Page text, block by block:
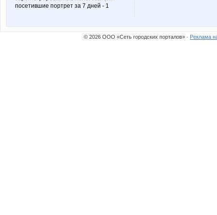
посетившие портрет за 7 дней - 1
© 2026 ООО «Сеть городских порталов» · Реклама